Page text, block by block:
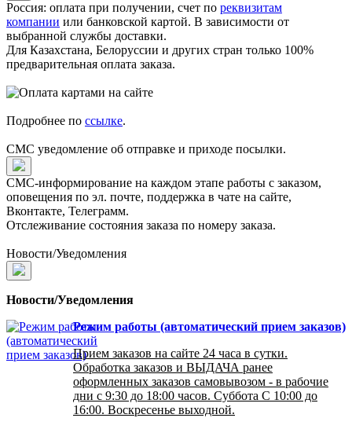
Россия: оплата при получении, счет по реквизитам
компании или банковской картой. В зависимости от
выбранной службы доставки.
Для Казахстана, Белоруссии и других стран только 100%
предварительная оплата заказа.
Подробнее по ссылке.
СМС уведомление об отправке и приходе посылки.
СМС-информирование на каждом этапе работы с заказом,
оповещения по эл. почте, поддержка в чате на сайте,
Вконтакте, Телеграмм.
Отслеживание состояния заказа по номеру заказа.
Новости/Уведомления
Новости/Уведомления
Режим работы (автоматический прием заказов)
Прием заказов на сайте 24 часа в сутки.
Обработка заказов и ВЫДАЧА ранее
оформленных заказов самовывозом - в рабочие
дни с 9:30 до 18:00 часов. Суббота С 10:00 до
16:00. Воскресенье выходной.